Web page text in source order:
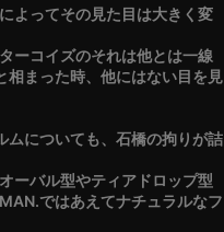
よってその見た目は大きく変
ーコイズのそれは他とは一線
相まった時、他にはない目を見
ムについても、石橋の拘りが詰
ーバル型やティアドロップ型
ではあえてナチュラルなフ